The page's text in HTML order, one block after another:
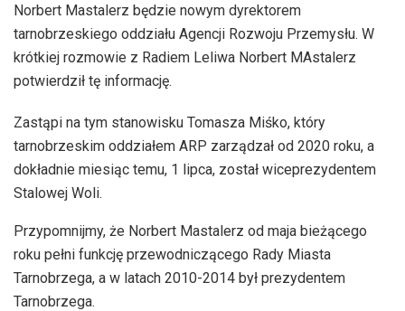
Norbert Mastalerz będzie nowym dyrektorem
tarnobrzeskiego oddziału Agencji Rozwoju Przemysłu. W
krótkiej rozmowie z Radiem Leliwa Norbert MAstalerz
potwierdził tę informację.
Zastąpi na tym stanowisku Tomasza Miśko, który
tarnobrzeskim oddziałem ARP zarządzał od 2020 roku, a
dokładnie miesiąc temu, 1 lipca, został wiceprezydentem
Stalowej Woli.
Przypomnijmy, że Norbert Mastalerz od maja bieżącego
roku pełni funkcję przewodniczącego Rady Miasta
Tarnobrzega, a w latach 2010-2014 był prezydentem
Tarnobrzega.